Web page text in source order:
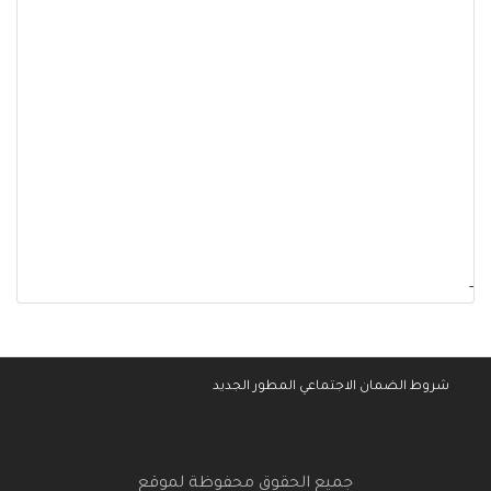
-
شروط الضمان الاجتماعي المطور الجديد
جميع الحقوق محفوظة لموقع